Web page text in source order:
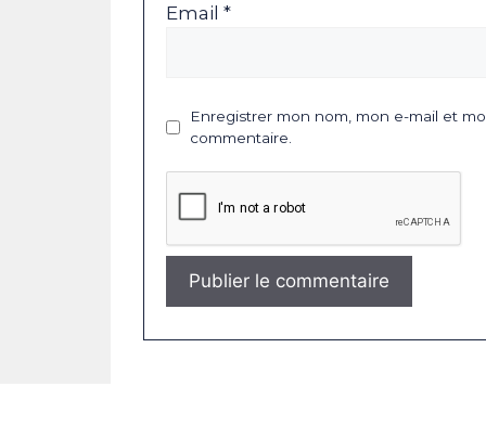
Email *
Enregistrer mon nom, mon e-mail et
commentaire.